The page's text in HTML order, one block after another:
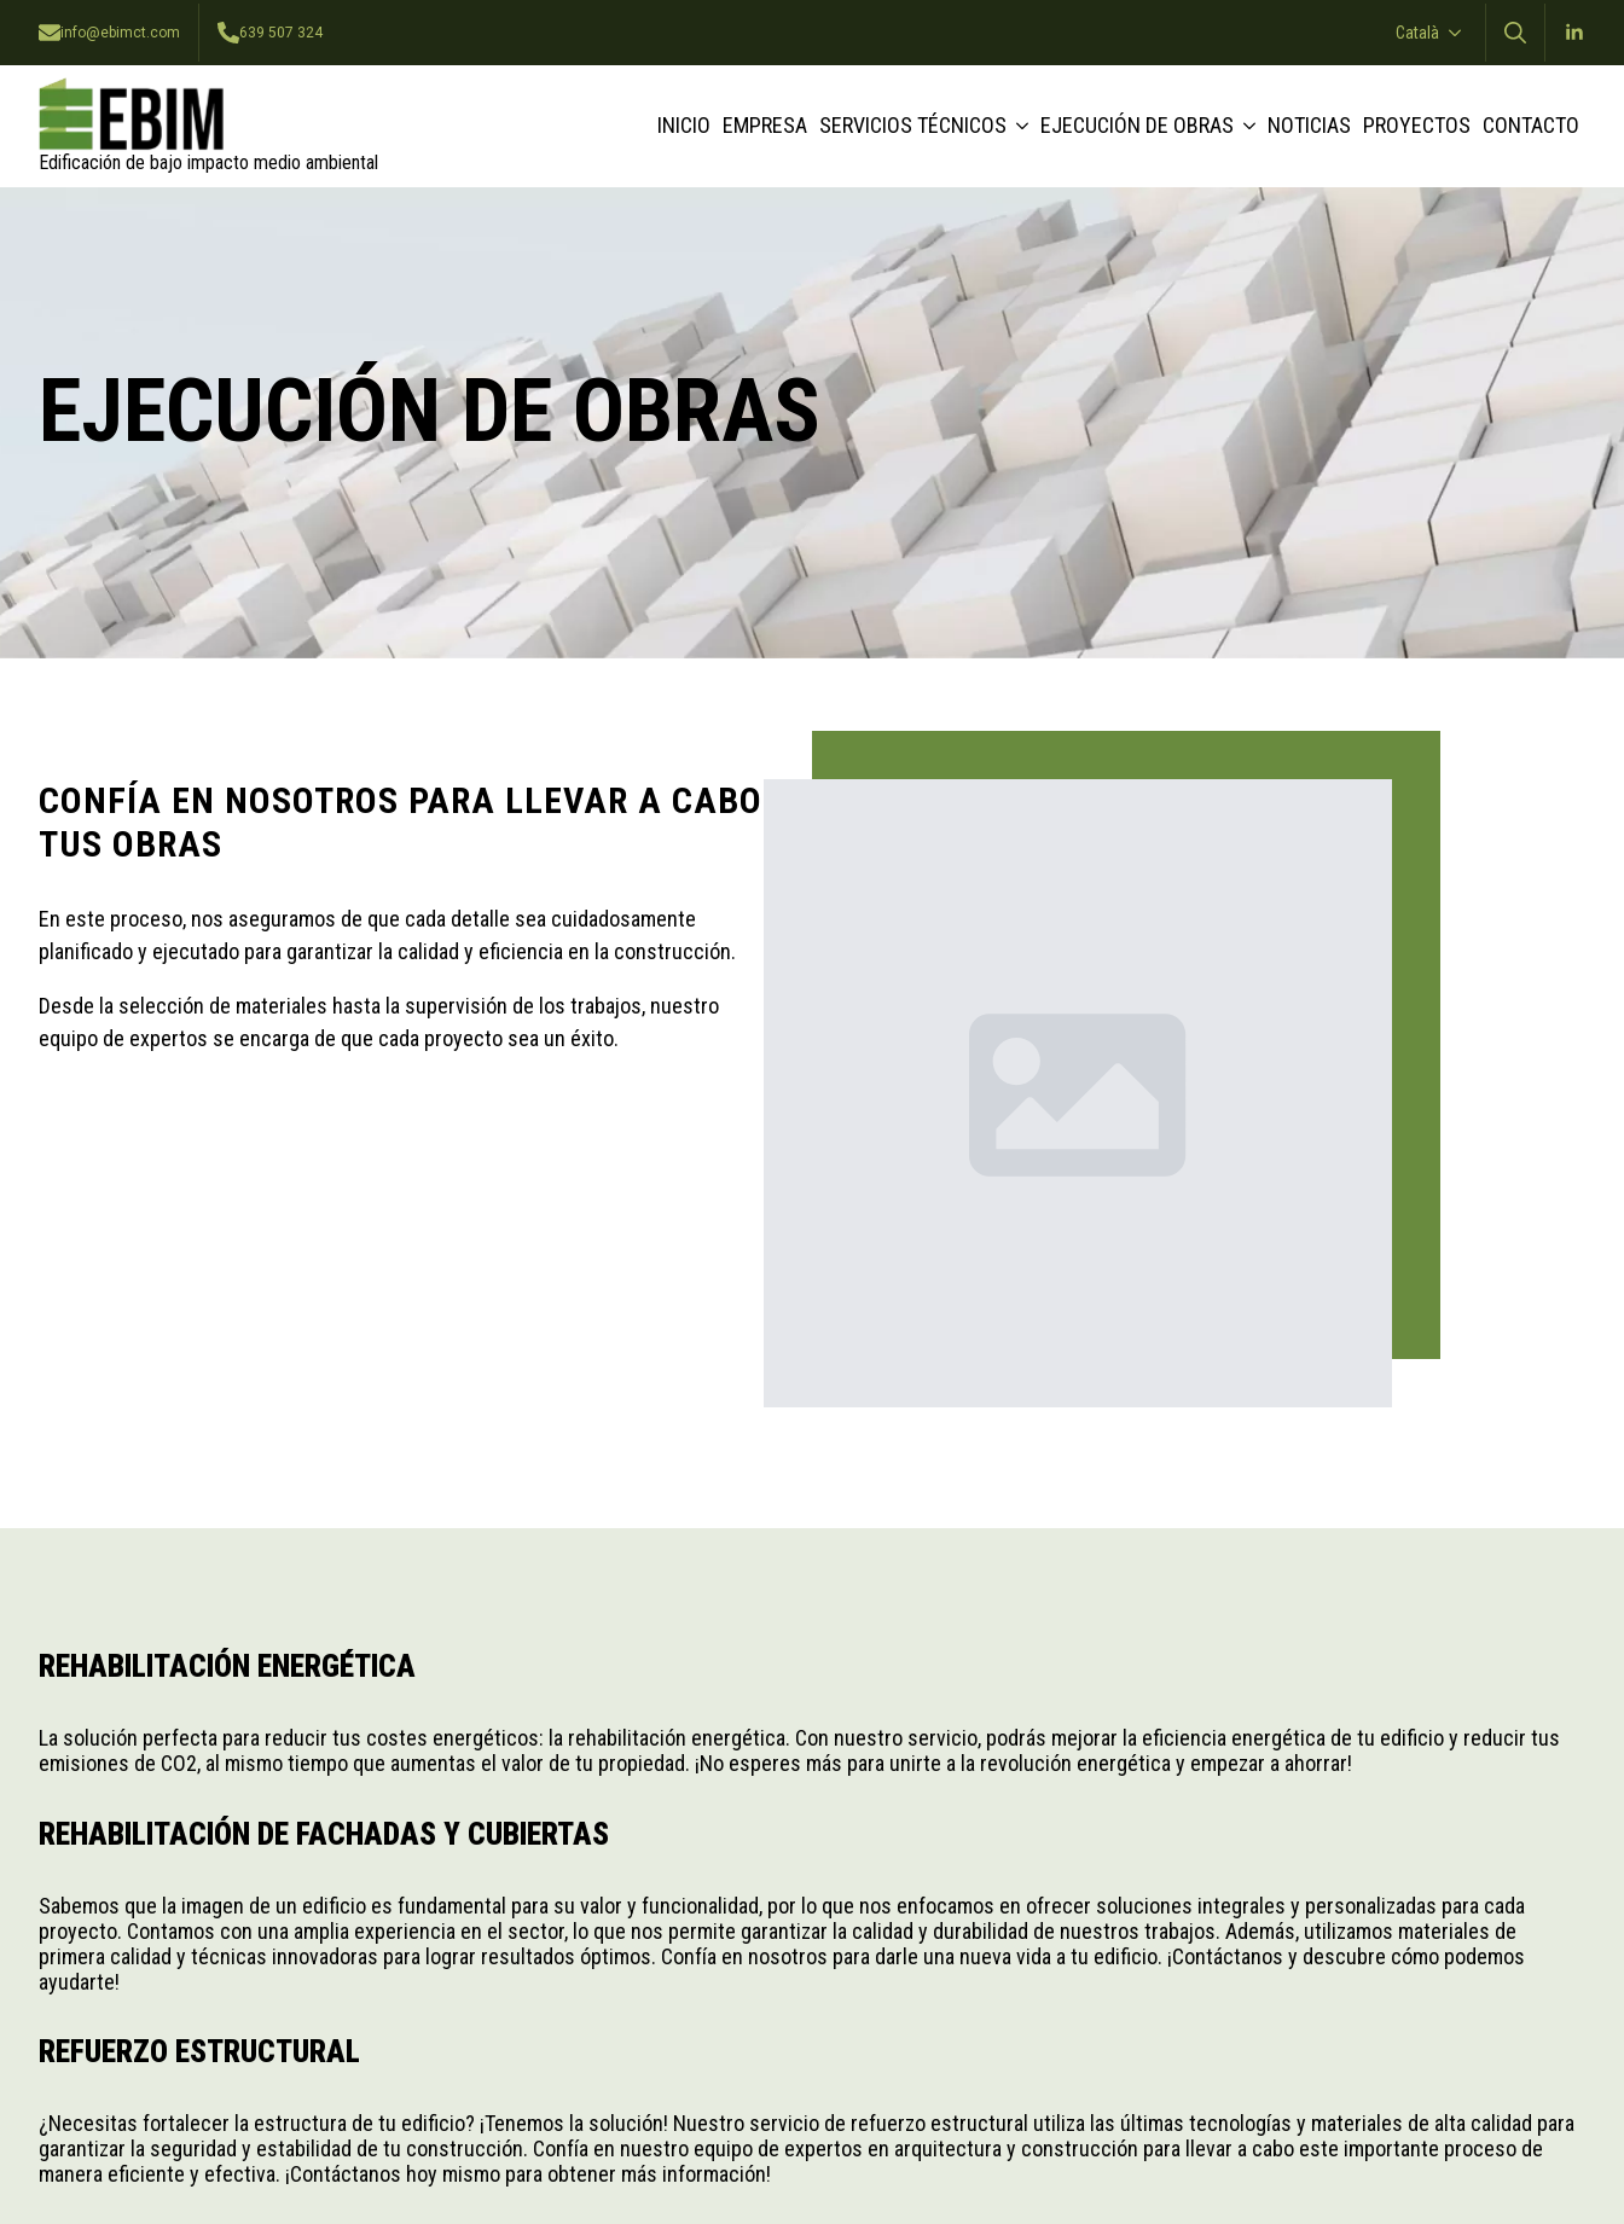
info@ebimct.com 639 507 324 Català
Search
Edificación de bajo impacto medio ambiental
INICIO EMPRESA SERVICIOS TÉCNICOS EJECUCIÓN DE OBRAS NOTICIAS PROYECTOS CONTACTO
EJECUCIÓN DE OBRAS
CONFÍA EN NOSOTROS PARA LLEVAR A CABO
TUS OBRAS
En este proceso, nos aseguramos de que cada detalle sea cuidadosamente
planificado y ejecutado para garantizar la calidad y eficiencia en la construcción.
Desde la selección de materiales hasta la supervisión de los trabajos, nuestro
equipo de expertos se encarga de que cada proyecto sea un éxito.
REHABILITACIÓN ENERGÉTICA
La solución perfecta para reducir tus costes energéticos: la rehabilitación energética. Con nuestro servicio, podrás mejorar la eficiencia energética de tu edificio y reducir tus
emisiones de CO2, al mismo tiempo que aumentas el valor de tu propiedad. ¡No esperes más para unirte a la revolución energética y empezar a ahorrar!
REHABILITACIÓN DE FACHADAS Y CUBIERTAS
Sabemos que la imagen de un edificio es fundamental para su valor y funcionalidad, por lo que nos enfocamos en ofrecer soluciones integrales y personalizadas para cada
proyecto. Contamos con una amplia experiencia en el sector, lo que nos permite garantizar la calidad y durabilidad de nuestros trabajos. Además, utilizamos materiales de
primera calidad y técnicas innovadoras para lograr resultados óptimos. Confía en nosotros para darle una nueva vida a tu edificio. ¡Contáctanos y descubre cómo podemos
ayudarte!
REFUERZO ESTRUCTURAL
¿Necesitas fortalecer la estructura de tu edificio? ¡Tenemos la solución! Nuestro servicio de refuerzo estructural utiliza las últimas tecnologías y materiales de alta calidad para
garantizar la seguridad y estabilidad de tu construcción. Confía en nuestro equipo de expertos en arquitectura y construcción para llevar a cabo este importante proceso de
manera eficiente y efectiva. ¡Contáctanos hoy mismo para obtener más información!